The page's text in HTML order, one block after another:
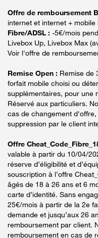
Offre de remboursement
internet et internet +
Fibre/ADSL : -5€/mois
Livebox Up, Livebox Max
Voir l'offre de
Remise Open : Remise de
forfait mobile choisi ou
supplémentaires, pour une
Réservé aux particuliers.
cas de changement
suppression par le client
Offre
valable à partir du 10/04/
réserve d’éligibilité et
souscription à l’offre
âgés de 18 à 26 ans et 6
carte d’identité. Sans
25€/mois à partir de la 2e
demande et jusqu’aux 26
remboursement par client.
remboursement en cas de